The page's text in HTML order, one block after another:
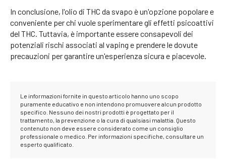
In conclusione, l'olio di THC da svapo è un'opzione popolare e
conveniente per chi vuole sperimentare gli effetti psicoattivi
del THC. Tuttavia, è importante essere consapevoli dei
potenziali rischi associati al vaping e prendere le dovute
precauzioni per garantire un'esperienza sicura e piacevole.
Le informazioni fornite in questo articolo hanno uno scopo
puramente educativo e non intendono promuovere alcun prodotto
specifico. Nessuno dei nostri prodotti è progettato per il
trattamento, la prevenzione o la cura di qualsiasi malattia. Questo
contenuto non deve essere considerato come un consiglio
professionale o medico. Per informazioni specifiche, consultare un
esperto qualificato.